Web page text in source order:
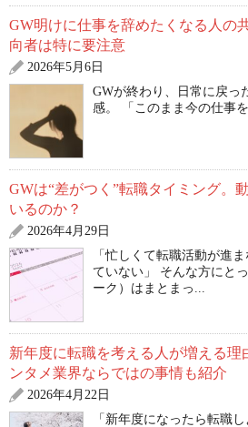
GW明けに仕事を辞めたくなる人の
向者は特に要注意
2026年5月6日
GWが終わり、日常に戻っ
感。 「このまま今の仕事
GWは“差がつく”転職タイミング。
いるのか？
2026年4月29日
「忙しくて転職活動が進
ていない」 そんな方にと
ーク）はまとまっ...
新年度に転職を考える人が増える理
ンタメ業界ならではの事情も紹介
2026年4月22日
「新年度になったら転職